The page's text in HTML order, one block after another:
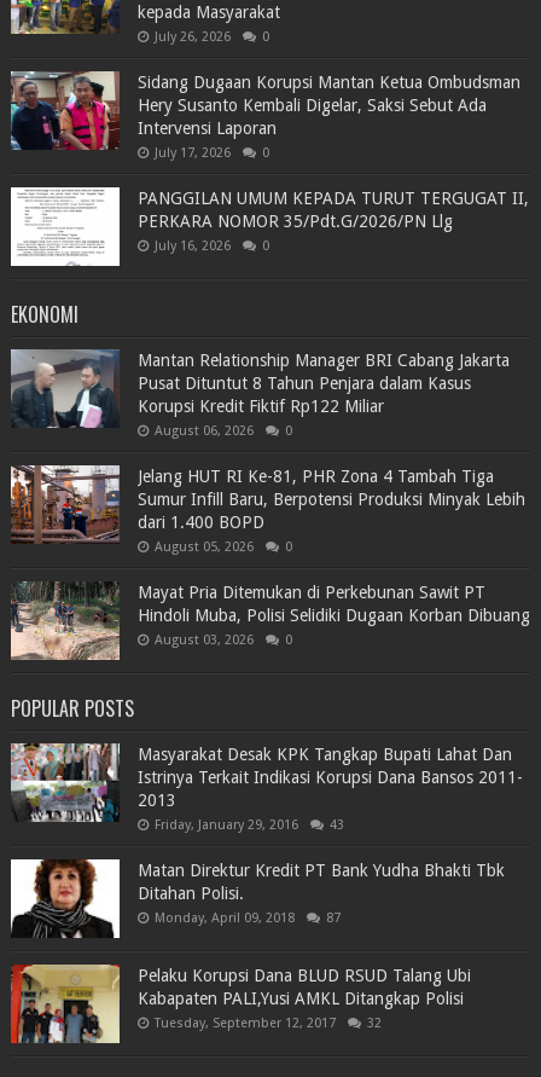
kepada Masyarakat
July 26, 2026 0
Sidang Dugaan Korupsi Mantan Ketua Ombudsman
Hery Susanto Kembali Digelar, Saksi Sebut Ada
Intervensi Laporan
July 17, 2026 0
PANGGILAN UMUM KEPADA TURUT TERGUGAT II,
PERKARA NOMOR 35/Pdt.G/2026/PN Llg
July 16, 2026 0
EKONOMI
Mantan Relationship Manager BRI Cabang Jakarta
Pusat Dituntut 8 Tahun Penjara dalam Kasus
Korupsi Kredit Fiktif Rp122 Miliar
August 06, 2026 0
Jelang HUT RI Ke-81, PHR Zona 4 Tambah Tiga
Sumur Infill Baru, Berpotensi Produksi Minyak Lebih
dari 1.400 BOPD
August 05, 2026 0
Mayat Pria Ditemukan di Perkebunan Sawit PT
Hindoli Muba, Polisi Selidiki Dugaan Korban Dibuang
August 03, 2026 0
POPULAR POSTS
Masyarakat Desak KPK Tangkap Bupati Lahat Dan
Istrinya Terkait Indikasi Korupsi Dana Bansos 2011-
2013
Friday, January 29, 2016 43
Matan Direktur Kredit PT Bank Yudha Bhakti Tbk
Ditahan Polisi.
Monday, April 09, 2018 87
Pelaku Korupsi Dana BLUD RSUD Talang Ubi
Kabapaten PALI,Yusi AMKL Ditangkap Polisi
Tuesday, September 12, 2017 32